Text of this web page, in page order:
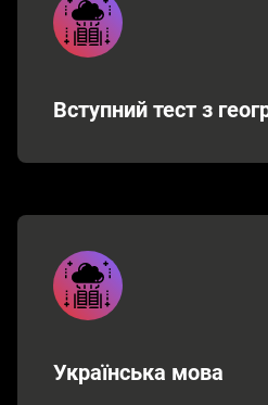
Вступний тест з
Українська мова